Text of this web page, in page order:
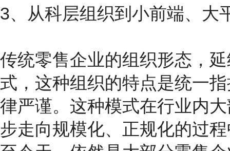
3、从科层组织到小前端、大
传统零售企业的组织形态，
式，这种组织的特点是统一
律严谨。这种模式在行业内
步走向规模化、正规化的过